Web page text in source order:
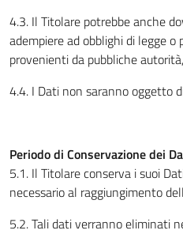
4.3. Il Titolare potrebbe anche
adempiere ad obblighi di legge
provenienti da pubbliche
4.4. I Dati non saranno oggetto
Periodo di Conservazione dei
5.1. Il Titolare conserva i suoi
necessario al raggiungimento
5.2. Tali dati verranno eliminati